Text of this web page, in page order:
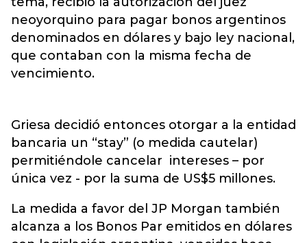
neoyorquino para pagar bonos argentinos
denominados en dólares y bajo ley nacional,
que contaban con la misma fecha de
vencimiento.
Griesa decidió entonces otorgar a la entidad
bancaria un “stay” (o medida cautelar)
permitiéndole cancelar intereses – por
única vez - por la suma de US$5 millones.
La medida a favor del JP Morgan también
alcanza a los Bonos Par emitidos en dólares